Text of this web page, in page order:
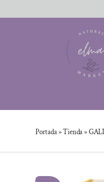
al
Portada»Tienda»